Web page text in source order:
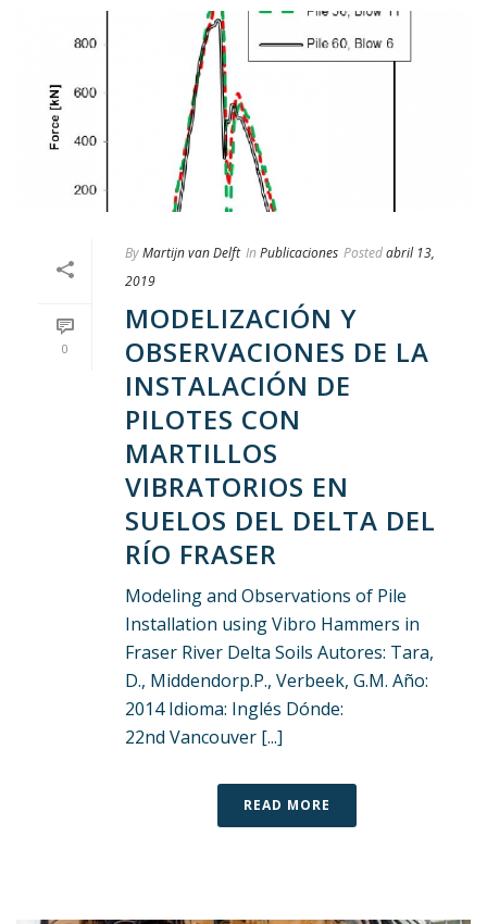
0
ByMartijn van Delft In Publicaciones Postedabril 13,
2019
MODELIZACIÓN Y
OBSERVACIONES DE LA
INSTALACIÓN DE
PILOTES CON
MARTILLOS
VIBRATORIOS EN
SUELOS DEL DELTA DEL
RÍO FRASER
Modeling and Observations of Pile
Installation using Vibro Hammers in
Fraser River Delta Soils Autores: Tara,
D., Middendorp.P., Verbeek, G.M. Año:
2014 Idioma: Inglés Dónde:
22nd Vancouver [...]
READ MORE